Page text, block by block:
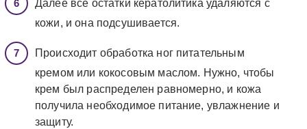
Далее все остатки кератолитика удаляются с
кожи, и она подсушивается.
Происходит обработка ног питательным
кремом или кокосовым маслом. Нужно, чтобы
крем был распределен равномерно, и кожа
получила необходимое питание, увлажнение и
защиту.